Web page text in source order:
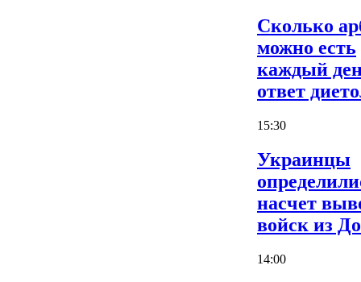
Сколько
можно есть
каждый
ответ
15:30
Украинцы
насчет
войск из
14:00